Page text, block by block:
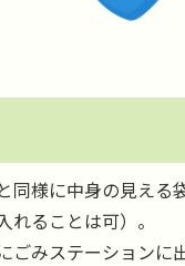
と同様に中身の見える
ることは可）。
ごみステーションに出